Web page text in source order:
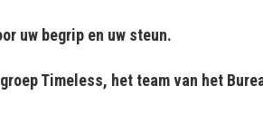
uw begrip en uw steun.
Timeless, het team van het